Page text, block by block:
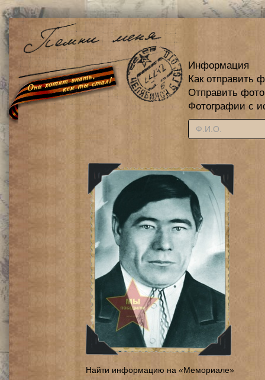
Информация
Как отправить
Отправить
Фотографии с
Найти информацию на «Мемориале»